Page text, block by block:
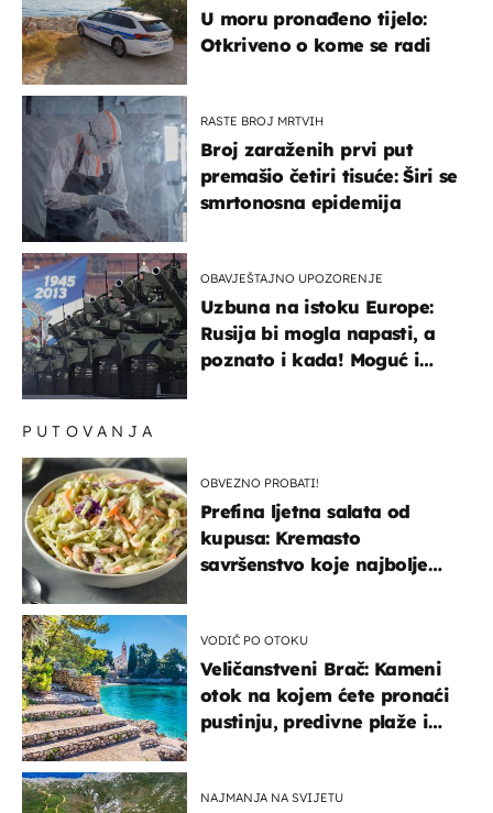
U moru pronađeno tijelo:
Otkriveno o kome se radi
RASTE BROJ MRTVIH
Broj zaraženih prvi put
premašio četiri tisuće: Širi se
smrtonosna epidemija
OBAVJEŠTAJNO UPOZORENJE
Uzbuna na istoku Europe:
Rusija bi mogla napasti, a
poznato i kada! Moguć i
PUTOVANJA
OBVEZNO PROBATI!
Prefina ljetna salata od
kupusa: Kremasto
savršenstvo koje najbolje
VODIČ PO OTOKU
Veličanstveni Brač: Kameni
otok na kojem ćete pronaći
pustinju, predivne plaže i
NAJMANJA NA SVIJETU